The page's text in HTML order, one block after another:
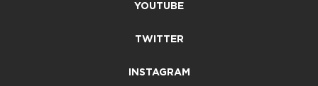
YOUTUBE
TWITTER
INSTAGRAM